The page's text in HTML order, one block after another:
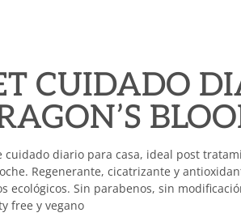
CUIDADO
cuidado diario para casa, ideal post
Regenerante, cicatrizante y
ecológicos. Sin parabenos, sin
free y vegano